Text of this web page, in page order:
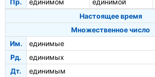
Пр. единимом единимой
Настоящее время
Множественное число
Им.
единимые
Рд.
единимых
Дт.
единимым